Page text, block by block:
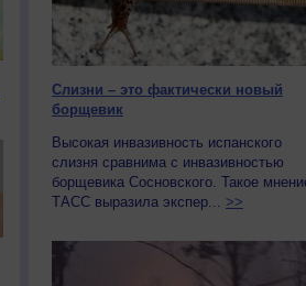
Слизни – это фактически новый
борщевик
Высокая инвазивность испанского
слизня сравнима с инвазивностью
борщевика Сосновского. Такое
ТАСС выразила экспер... >>